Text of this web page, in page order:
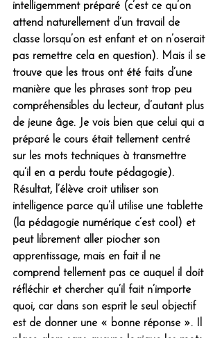
intelligemment préparé (c’est ce qu’on
attend naturellement d’un travail de
classe lorsqu’on est enfant et on n’oserait
pas remettre cela en question). Mais il se
trouve que les trous ont été faits d’une
manière que les phrases sont trop peu
compréhensibles du lecteur, d’autant plus
de jeune âge. Je vois bien que celui qui a
préparé le cours était tellement centré
sur les mots techniques à transmettre
qu’il en a perdu toute pédagogie).
Résultat, l’élève croit utiliser son
intelligence parce qu’il utilise une tablette
(la pédagogie numérique c’est cool) et
peut librement aller piocher son
apprentissage, mais en fait il ne
comprend tellement pas ce auquel il doit
réfléchir et chercher qu’il fait n’importe
quoi, car dans son esprit le seul objectif
est de donner une « bonne réponse ». Il